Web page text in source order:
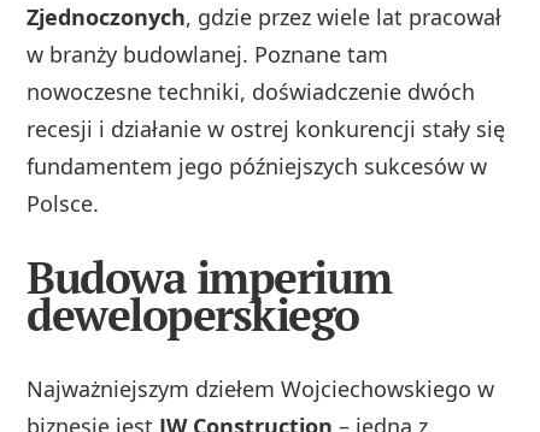
Zjednoczonych, gdzie przez wiele lat pracował
w branży budowlanej. Poznane tam
nowoczesne techniki, doświadczenie dwóch
recesji i działanie w ostrej konkurencji stały się
fundamentem jego późniejszych sukcesów w
Polsce.
Budowa imperium
deweloperskiego
Najważniejszym dziełem Wojciechowskiego w
biznesie jest JW Construction – jedna z